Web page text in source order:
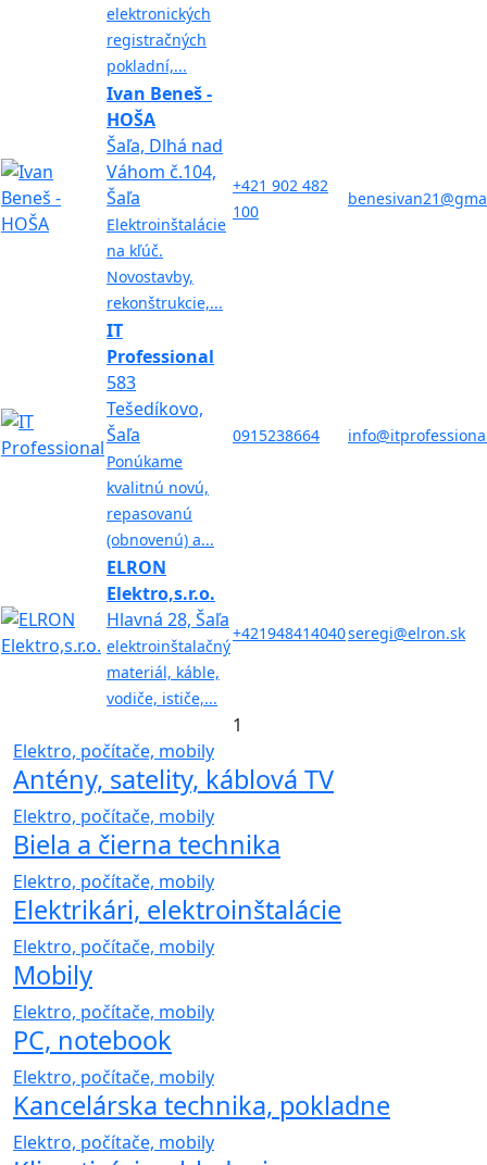
Elektro, počítače, mobily
Antény, satelity, káblová TV
Elektro, počítače, mobily
Biela a čierna technika
Elektro, počítače, mobily
Elektrikári, elektroinštalácie
Elektro, počítače, mobily
Mobily
Elektro, počítače, mobily
PC, notebook
Elektro, počítače, mobily
Kancelárska technika, pokladne
Elektro, počítače, mobily
elektronických
registračných
pokladní,...
Ivan Beneš -
HOŠA
Šaľa, Dlhá nad
Váhom č.104,
Šaľa
Elektroinštalácie
na kľúč.
Novostavby,
rekonštrukcie,...
+421 902 482
100
IT
Professional
583
Tešedíkovo,
Šaľa
Ponúkame
kvalitnú novú,
repasovanú
(obnovenú) a...
0915238664
ELRON
Elektro,s.r.o.
Hlavná 28, Šaľa
elektroinštalačný
materiál, káble,
vodiče, ističe,...
+421948414040seregi@elron.sk
1